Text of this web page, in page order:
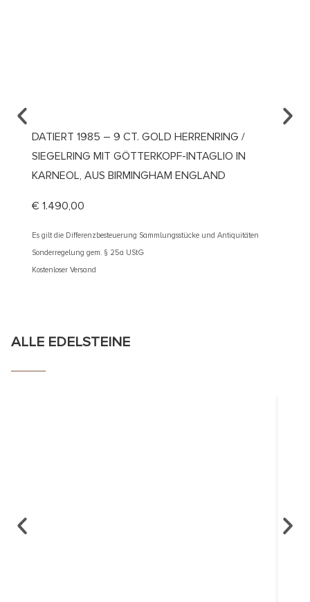
DATIERT 1985 – 9 CT. GOLD HERRENRING /
SIEGELRING MIT GÖTTERKOPF-INTAGLIO IN
KARNEOL, AUS BIRMINGHAM ENGLAND
€ 1.490,00
Es gilt die Differenzbesteuerung Sammlungsstücke und Antiquitäten
Sonderregelung gem. § 25a UStG
Kostenloser Versand
ALLE EDELSTEINE